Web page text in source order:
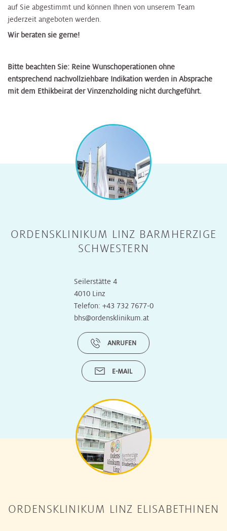
auf Sie abgestimmt und können Ihnen von unserem Team
jederzeit angeboten werden.
Wir beraten sie gerne!
Bitte beachten Sie: Reine Wunschoperationen ohne
entsprechend nachvollziehbare Indikation werden in Absprache
mit dem Ethikbeirat der Vinzenzholding nicht durchgeführt.
ORDENSKLINIKUM LINZ BARMHERZIGE
SCHWESTERN
Seilerstätte 4
4010 Linz
Telefon: +43 732 7677-0
bhs@ordensklinikum.at
ANRUFEN
E-MAIL
ORDENSKLINIKUM LINZ ELISABETHINEN